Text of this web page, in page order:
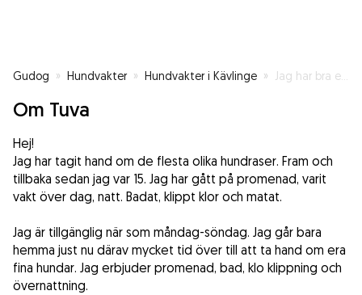
Gudog » Hundvakter » Hundvakter i Kävlinge » Jag har bra erfarenhet av hundar
Om Tuva
Hej!
Jag har tagit hand om de flesta olika hundraser. Fram och
tillbaka sedan jag var 15. Jag har gått på promenad, varit
vakt över dag, natt. Badat, klippt klor och matat.
Jag är tillgänglig när som måndag-söndag. Jag går bara
hemma just nu därav mycket tid över till att ta hand om era
fina hundar. Jag erbjuder promenad, bad, klo klippning och
övernattning.